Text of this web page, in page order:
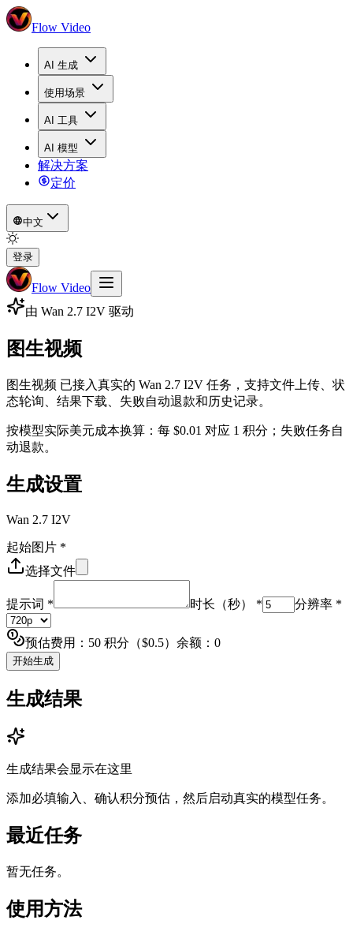
Flow Video
AI 生成
使用场景
AI 工具
AI 模型
解决方案
定价
中文
登录
Flow Video
由 Wan 2.7 I2V 驱动
图生视频
图生视频 已接入真实的 Wan 2.7 I2V 任务，支持文件上传、状
态轮询、结果下载、失败自动退款和历史记录。
按模型实际美元成本换算：每 $0.01 对应 1 积分；失败任务自
动退款。
生成设置
Wan 2.7 I2V
起始图片 *
选择文件
提示词 * 时长（秒） * 分辨率 *
预估费用：50 积分（$0.5） 余额：0
开始生成
生成结果
生成结果会显示在这里
添加必填输入、确认积分预估，然后启动真实的模型任务。
最近任务
暂无任务。
使用方法